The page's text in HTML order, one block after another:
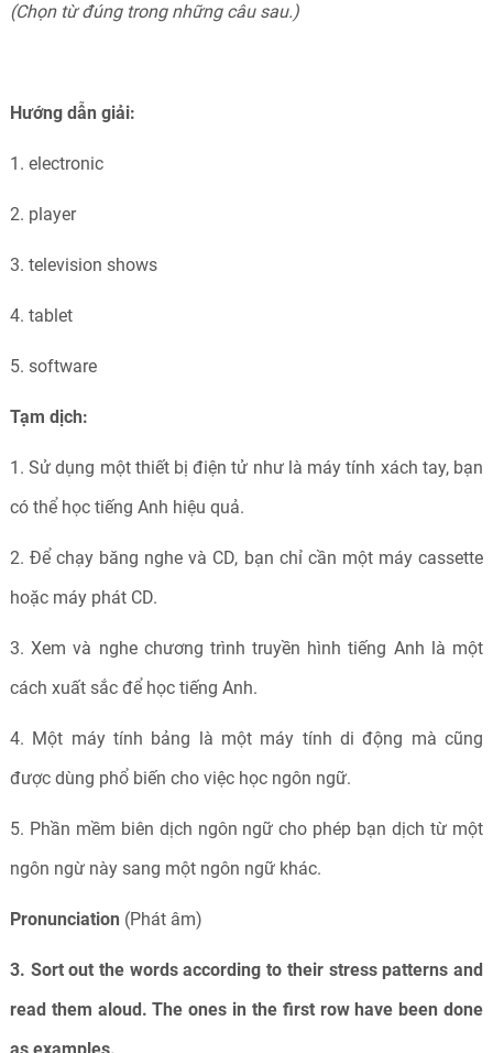
(Chọn từ đúng trong những câu sau.)
Hướng dẫn giải:
1. electronic
2. player
3. television shows
4. tablet
5. software
Tạm dịch:
1. Sử dụng một thiết bị điện tử như là máy tính xách tay, bạn
có thể học tiếng Anh hiệu quả.
2. Để chạy băng nghe và CD, bạn chỉ cần một máy cassette
hoặc máy phát CD.
3. Xem và nghe chương trình truyền hình tiếng Anh là một
cách xuất sắc để học tiếng Anh.
4. Một máy tính bảng là một máy tính di động mà cũng
được dùng phổ biến cho việc học ngôn ngữ.
5. Phần mềm biên dịch ngôn ngữ cho phép bạn dịch từ một
ngôn ngừ này sang một ngôn ngữ khác.
Pronunciation (Phát âm)
3. Sort out the words according to their stress patterns and
read them aloud. The ones in the first row have been done